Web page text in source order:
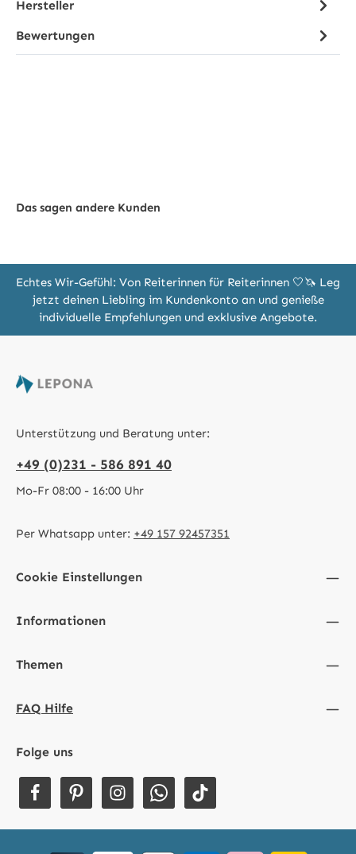
Hersteller
Bewertungen
Das sagen andere Kunden
Echtes Wir-Gefühl: Von Reiterinnen für Reiterinnen 🤍🦄 Leg
jetzt deinen Liebling im Kundenkonto an und genieße
individuelle Empfehlungen und exklusive Angebote.
Unterstützung und Beratung unter:
+49 (0)231 - 586 891 40
Mo-Fr 08:00 - 16:00 Uhr
Per Whatsapp unter: +49 157 92457351
Cookie Einstellungen
Informationen
Themen
FAQ Hilfe
Folge uns